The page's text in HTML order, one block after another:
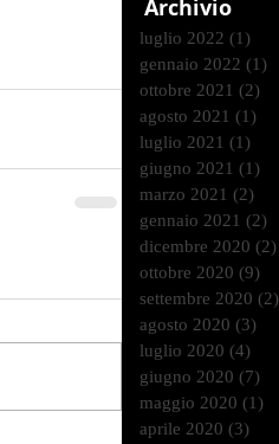
Archivio
luglio 2022 (1)
gennaio 2022 (1)
ottobre 2021 (2)
agosto 2021 (1)
luglio 2021 (1)
giugno 2021 (1)
marzo 2021 (2)
gennaio 2021 (2)
dicembre 2020 (2)
ottobre 2020 (9)
settembre 2020 (2)
agosto 2020 (3)
luglio 2020 (4)
giugno 2020 (7)
maggio 2020 (1)
aprile 2020 (3)